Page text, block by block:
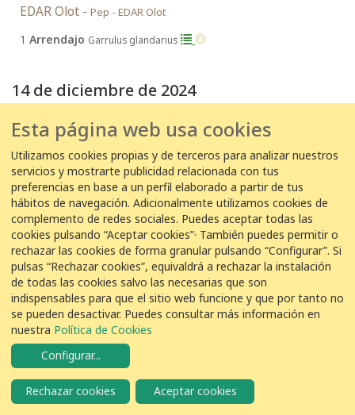
EDAR Olot - Pep - EDAR Olot
1 Arrendajo Garrulus glandarius
14 de diciembre de 2024
14/12/2024 11:00:00
EDAR Olot -
1Arrendajo Garrulus glandarius
13 de diciembre de 2024
13/12/2024 10:39:00
EDAR Llavaneres -Ramon Gafarot Venzala
1Arrendajo Garrulus glandarius
9 de diciembre de 2024
09/12/2024 08:05:00
EDAR Olot -
Esta página web usa cookies
Utilizamos cookies propias y de terceros para analizar nuestros
servicios y mostrarte publicidad relacionada con tus
preferencias en base a un perfil elaborado a partir de tus
hábitos de navegación. Adicionalmente utilizamos cookies de
complemento de redes sociales. Puedes aceptar todas las
cookies pulsando “Aceptar cookies”· También puedes permitir o
rechazar las cookies de forma granular pulsando “Configurar”. Si
pulsas “Rechazar cookies”, equivaldrá a rechazar la instalación
de todas las cookies salvo las necesarias que son
indispensables para que el sitio web funcione y que por tanto no
se pueden desactivar. Puedes consultar más información en
nuestra Política de Cookies
Configurar...
Rechazar cookies Aceptar cookies